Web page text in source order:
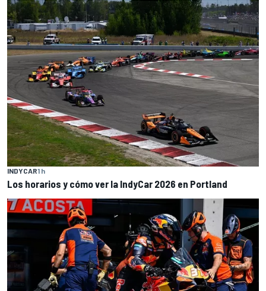
INDYCAR1 h
Los horarios y cómo ver la IndyCar 2026 en Portland